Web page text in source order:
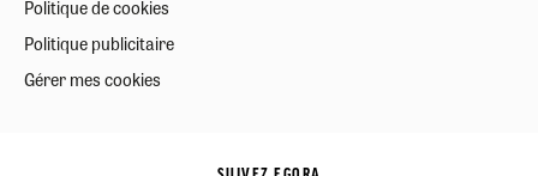
Politique de cookies
Politique publicitaire
Gérer mes cookies